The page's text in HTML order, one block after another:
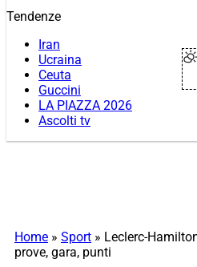
Tendenze
Iran
Ucraina
Ceuta
Guccini
LA PIAZZA 2026
Ascolti tv
Home » Sport » Leclerc-
prove, gara, punti